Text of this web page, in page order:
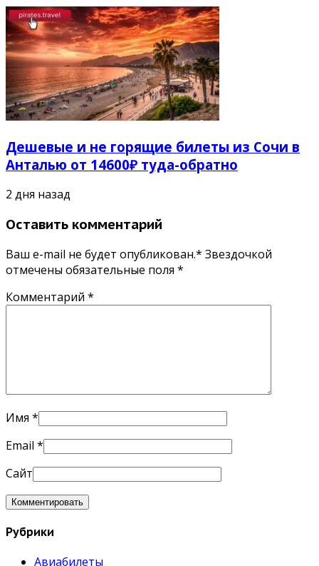
Дешевые и не горящие билеты из Сочи в
Анталью от 14600₽ туда-обратно
2 дня назад
Оставить комментарий
Ваш e-mail не будет опубликован.* Звездочкой
отмечены обязательные поля *
Комментарий *
Имя *
Email *
Сайт
Рубрики
Авиабилеты